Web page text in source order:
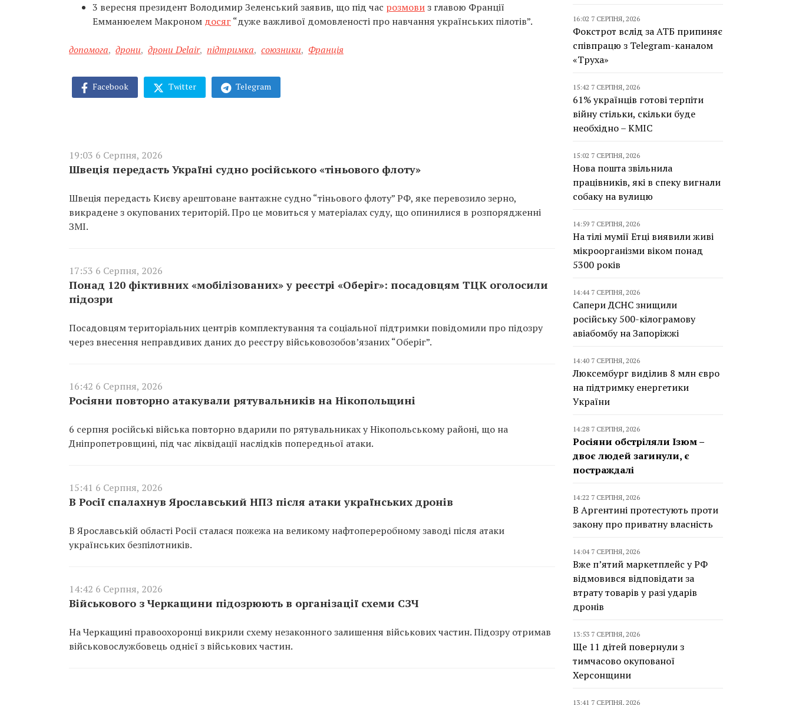
3 вересня президент Володимир Зеленський заявив, що під час розмовиз главою Франції
Емманюелем Макроном досяг “дуже важливої ​​домовленості про навчання українських пілотів”.
допомога, дрони, дрони Delair, підтримка, союзники, Франція
Facebook Twitter Telegram
19:03 6 Серпня, 2026
Швеція передасть Україні судно російського «тіньового флоту»
Швеція передасть Києву арештоване вантажне судно “тіньового флоту” РФ, яке перевозило зерно,
викрадене з окупованих територій. Про це мовиться у матеріалах суду, що опинилися в розпорядженні
ЗМІ.
17:53 6 Серпня, 2026
Понад 120 фіктивних «мобілізованих» у реєстрі «Оберіг»: посадовцям ТЦК оголосили
підозри
Посадовцям територіальних центрів комплектування та соціальної підтримки повідомили про підозру
через внесення неправдивих даних до реєстру військовозобов’язаних “Оберіг”.
16:42 6 Серпня, 2026
Росіяни повторно атакували рятувальників на Нікопольщині
6 серпня російські війська повторно вдарили по рятувальниках у Нікопольському районі, що на
Дніпропетровщині, під час ліквідації наслідків попередньої атаки.
15:41 6 Серпня, 2026
В Росії спалахнув Ярославський НПЗ після атаки українських дронів
В Ярославській області Росії сталася пожежа на великому нафтопереробному заводі після атаки
українських безпілотників.
14:42 6 Серпня, 2026
Військового з Черкащини підозрюють в організації схеми СЗЧ
На Черкащині правоохоронці викрили схему незаконного залишення військових частин. Підозру отримав
військовослужбовець однієї з військових частин.
16:02 7 СЕРПНЯ, 2026
Фокстрот вслід за АТБ припиняє
співпрацю з Telegram-каналом
«Труха»
15:42 7 СЕРПНЯ, 2026
61% українців готові терпіти
війну стільки, скільки буде
необхідно – КМІС
15:02 7 СЕРПНЯ, 2026
Нова пошта звільнила
працівників, які в спеку вигнали
собаку на вулицю
14:59 7 СЕРПНЯ, 2026
На тілі мумії Етці виявили живі
мікроорганізми віком понад
5300 років
14:44 7 СЕРПНЯ, 2026
Сапери ДСНС знищили
російську 500-кілограмову
авіабомбу на Запоріжжі
14:40 7 СЕРПНЯ, 2026
Люксембург виділив 8 млн євро
на підтримку енергетики
України
14:28 7 СЕРПНЯ, 2026
Росіяни обстріляли Ізюм –
двоє людей загинули, є
постраждалі
14:22 7 СЕРПНЯ, 2026
В Аргентині протестують проти
закону про приватну власність
14:04 7 СЕРПНЯ, 2026
Вже п’ятий маркетплейс у РФ
відмовився відповідати за
втрату товарів у разі ударів
дронів
13:53 7 СЕРПНЯ, 2026
Ще 11 дітей повернули з
тимчасово окупованої
Херсонщини
13:41 7 СЕРПНЯ, 2026